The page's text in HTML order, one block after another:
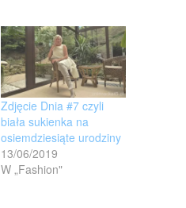
Zdjęcie Dnia #7 czyli
biała sukienka na
osiemdziesiąte urodziny
13/06/2019
W „Fashion"